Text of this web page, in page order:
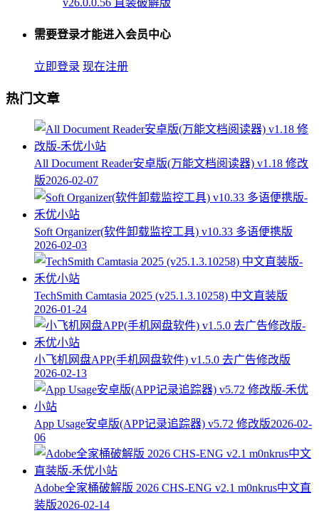
需要登录才能进入会员中心
立即登录 现在注册
热门文章
All Document Reader安卓版(万能文档阅读器) v1.18 修改
版2026-02-07
Soft Organizer(软件卸载监控工具) v10.33 多语便携版
2026-02-03
TechSmith Camtasia 2025 (v25.1.3.10258) 中文直装版
2026-01-24
小飞机网盘APP(手机网盘软件) v1.5.0 去广告修改版
2026-02-13
App Usage安卓版(APP记录追踪器) v5.72 修改版2026-02-
06
Adobe全家桶破解版 2026 CHS-ENG v2.1 m0nkrus中文直
装版2026-02-14